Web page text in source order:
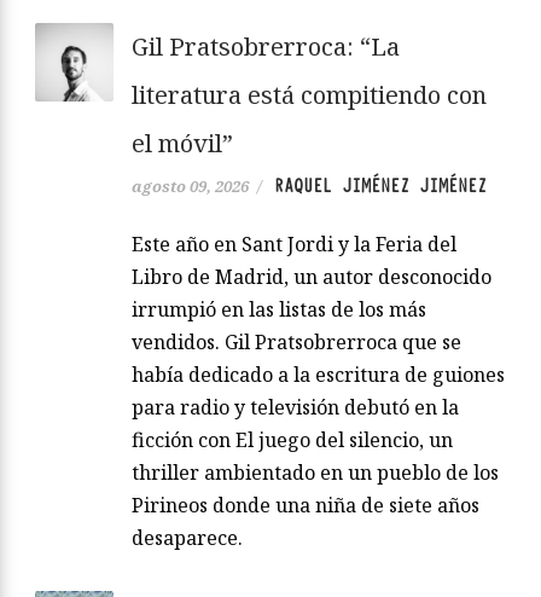
Gil Pratsobrerroca: “La
literatura está compitiendo con
el móvil”
agosto 09, 2026 / RAQUEL JIMÉNEZ JIMÉNEZ
Este año en Sant Jordi y la Feria del
Libro de Madrid, un autor desconocido
irrumpió en las listas de los más
vendidos. Gil Pratsobrerroca que se
había dedicado a la escritura de guiones
para radio y televisión debutó en la
ficción con El juego del silencio, un
thriller ambientado en un pueblo de los
Pirineos donde una niña de siete años
desaparece.